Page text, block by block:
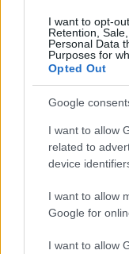
I want to opt-
Retention,
Personal Data
Purposes for
Opted Out
Google
I want to allow
related to
device
I want to allow
Google for
I want to allow
I
I